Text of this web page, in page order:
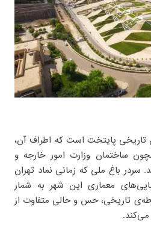
تاریخی پایتخت است که اطراف آن،
ساختمان وزارت امور خارجه و
سردر باغ ملی که زمانی نماد تهران
معماری این شهر به شمار
تاریخی، حس و حالی متفاوت از
می‌کند.